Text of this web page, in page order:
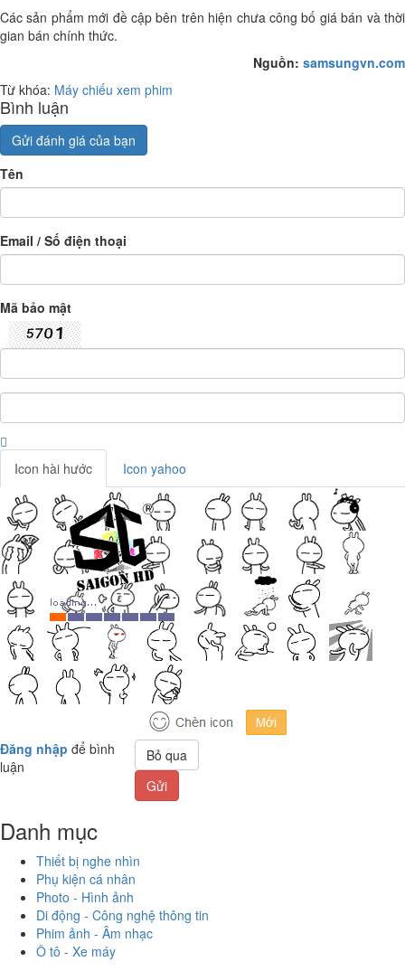
Các sản phẩm mới đề cập bên trên hiện chưa công bố giá bán và thời
gian bán chính thức.
Nguồn: samsungvn.com
Từ khóa: Máy chiếu xem phim
Bình luận
Gửi đánh giá của bạn
Tên
Email / Số điện thoại
Mã bảo mật
Icon hài hước Icon yahoo
Đăng nhập để bình
luận
Bỏ qua
Gửi
Danh mục
Thiết bị nghe nhìn
Phụ kiện cá nhân
Photo - Hình ảnh
Di động - Công nghệ thông tin
Phim ảnh - Âm nhạc
Ô tô - Xe máy